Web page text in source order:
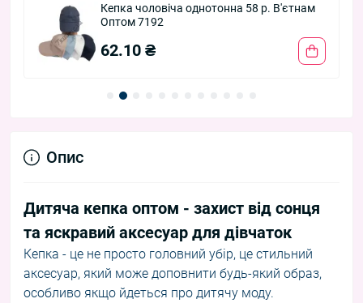
Кепка чоловіча однотонна 58 р. В'єтнам
Оптом 7192
62.10 ₴
Опис
Дитяча кепка оптом - захист від сонця
та яскравий аксесуар для дівчаток
Кепка - це не просто головний убір, це стильний
аксесуар, який може доповнити будь-який образ,
особливо якщо йдеться про дитячу моду.